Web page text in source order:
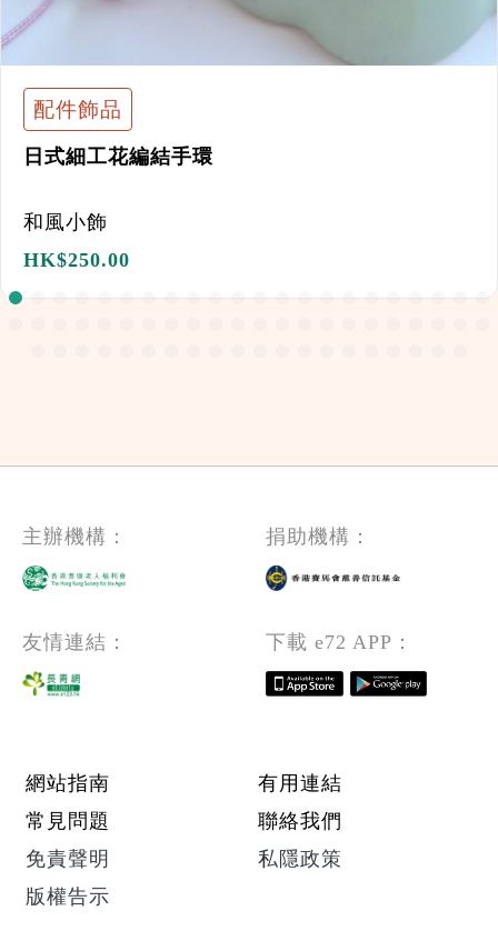
配件飾品
日式細工花編結手環
和風小飾
HK$250.00
主辦機構： 捐助機構：
友情連結： 下載 e72 APP：
Footer menu
網站指南
有用連結
常見問題
聯絡我們
免責聲明
私隱政策
版權告示